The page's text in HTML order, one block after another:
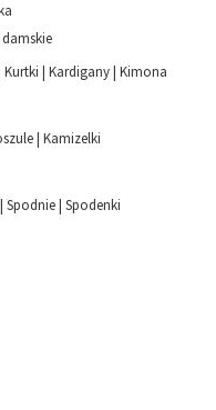
Kurtki | Kardigany | Kimona
| Kamizelki
Spodnie | Spodenki